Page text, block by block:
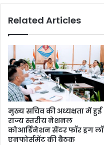
Related Articles
मुख्य सचिव की अध्यक्षता में हुई
राज्य स्तरीय नेशनल
कोआर्डिनेशन सेंटर फॉर ड्रग लॉ
एनफोर्समेंट की बैठक